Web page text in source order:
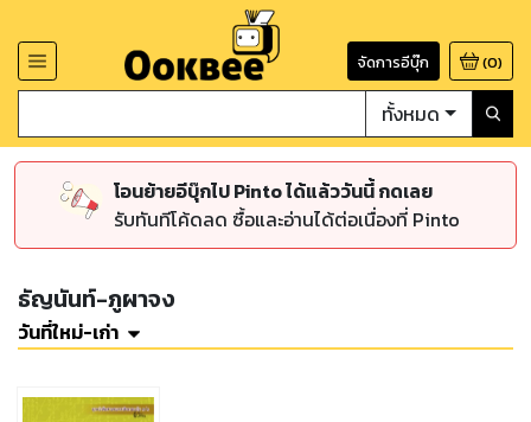
จัดการอีบุ๊ก (0)
ทั้งหมด
โอนย้ายอีบุ๊กไป Pinto ได้แล้ววันนี้ กดเลย
รับทันทีโค้ดลด ซื้อและอ่านได้ต่อเนื่องที่ Pinto
ธัญนันท์-ภูผาจง
วันที่ใหม่-เก่า